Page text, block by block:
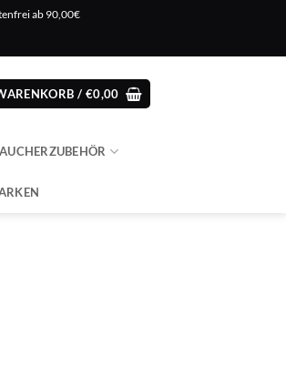
ab 90,00€
/ €0,00